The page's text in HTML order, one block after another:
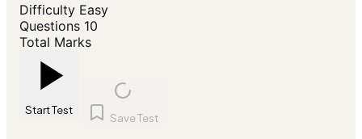
Difficulty Easy
Questions 10
Total Marks
Start Test
Save Test